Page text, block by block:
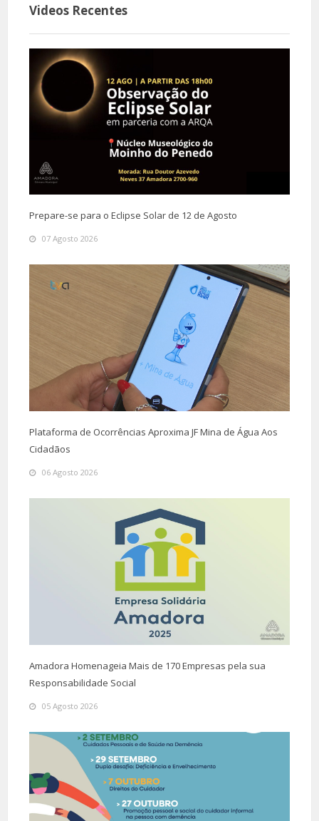
Videos Recentes
Prepare-se para o Eclipse Solar de 12 de Agosto
07 Agosto 2026
Plataforma de Ocorrências Aproxima JF Mina de Água Aos
Cidadãos
06 Agosto 2026
Amadora Homenageia Mais de 170 Empresas pela sua
Responsabilidade Social
05 Agosto 2026